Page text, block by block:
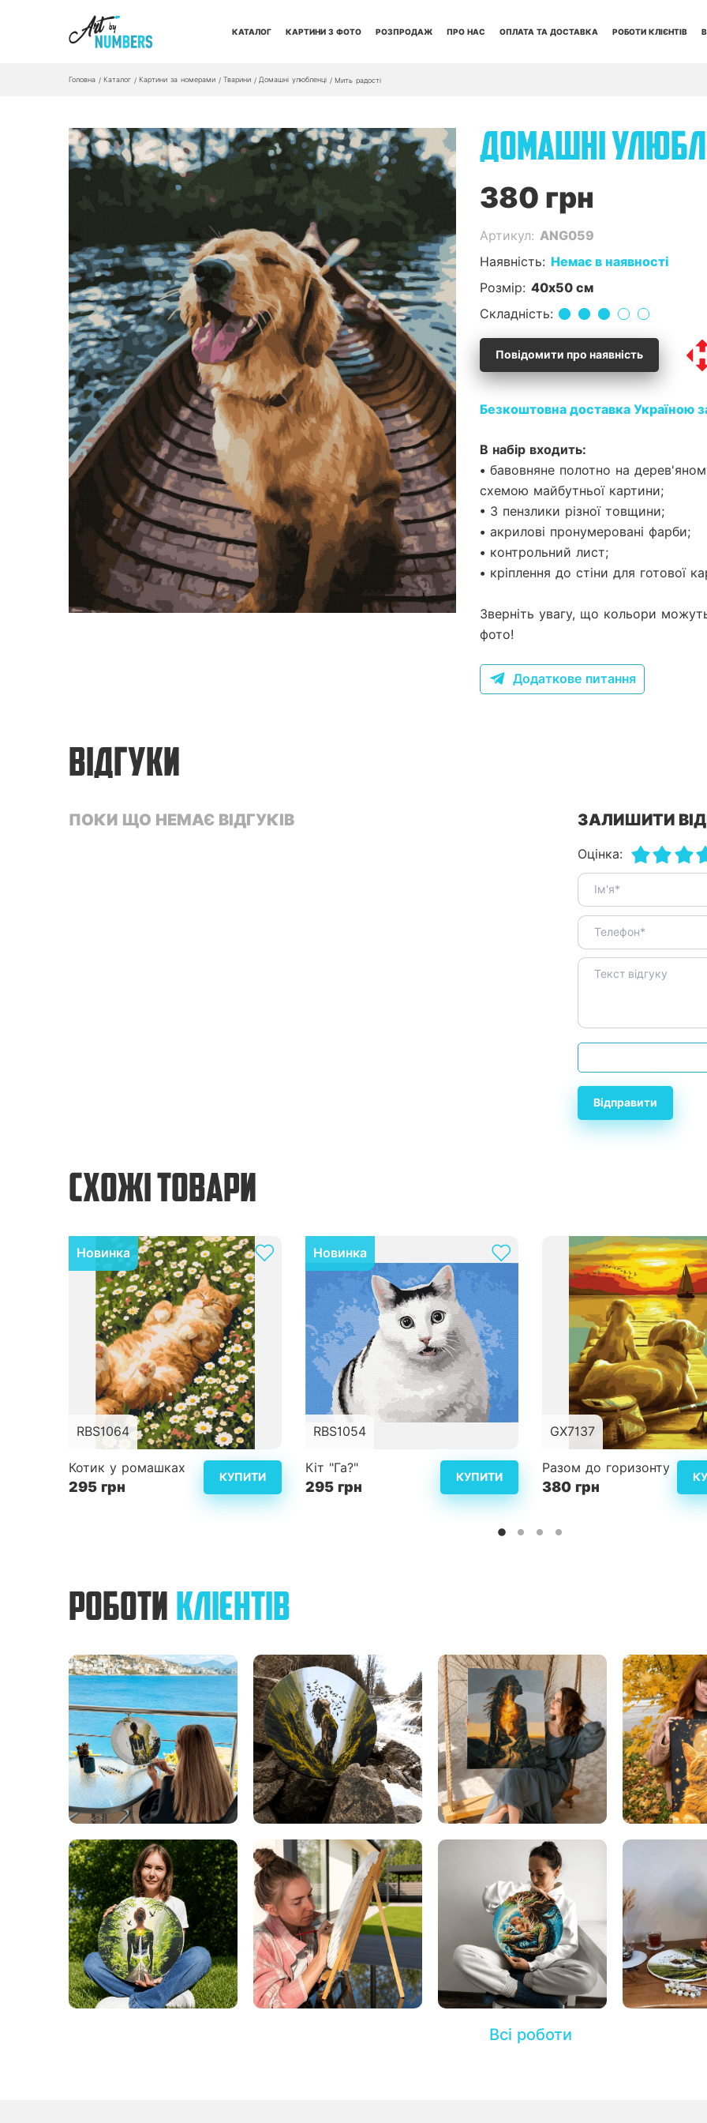
КАТАЛОГ КАРТИНИ З ФОТО РОЗПРОДАЖ ПРО НАС ОПЛАТА ТА ДОСТАВКА РОБОТИ КЛІЄНТІВ
Головна / Каталог / Картини за номерами / Тварини / Домашні улюбленці / Мить радості
ДОМАШНІ
380 грн
Артикул: ANG059
Наявність: Немає в наявності
Розмір: 40x50 см
Складність:
Повідомити про наявність
Безкоштовна доставка Україною
В набір входить:
• бавовняне полотно на
схемою майбутньої картини;
• 3 пензлики різної товщини;
• акрилові пронумеровані фарби;
• контрольний лист;
• кріплення до стіни для готової
Зверніть увагу, що кольори
фото!
Додаткове питання
ВІДГУКИ
ПОКИ ЩО НЕМАЄ ВІДГУКІВ ЗАЛИШИТИ
Оцінка:
Відправити
СХОЖІ ТОВАРИ
Новинка
RBS1064
Розмір
Складність
Детальніше
Котик у ромашках
295 грн
КУПИТИ
Новинка
RBS1054
Розмір
Складність
Детальніше
Кіт "Га?"
295 грн
КУПИТИ
GX7137
Розмір
Складність
Разом до горизонту
380 грн
РОБОТИ КЛІЄНТІВ
Всі роботи